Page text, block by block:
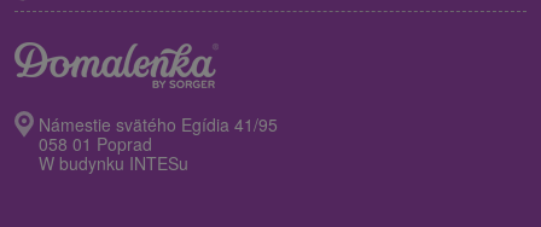
Námestie svätého Egídia 41/95
058 01 Poprad
W budynku INTESu